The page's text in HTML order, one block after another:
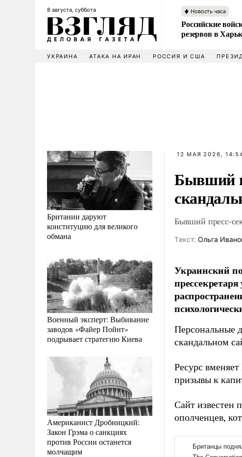
8 августа, суббота Новость часа
Российские
резервов в
УКРАИНА АТАКА НА ИРАН РОССИЯ И США
Британии даруют
конституцию для великого
обмана
Военный эксперт: Выбивание
заводов «Файер Пойнт»
подрывает стратегию Киева
Американист Дробницкий:
Закон Грэма о санкциях
против России останется
молчащим
12 МАЯ 2026,
Бывший
Бывший пресс-
Tекст: Ольга
Украинский
Персональные
скандальном
Ресурс
призывы к
Сайт известен
ополченцев,